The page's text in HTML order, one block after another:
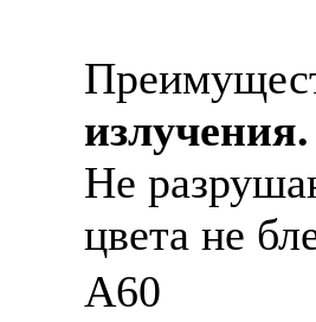
излучения.
Не
цвета не
A60